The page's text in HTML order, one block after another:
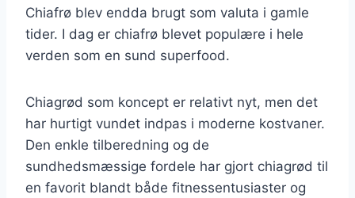
Chiafrø blev endda brugt som valuta i gamle
tider. I dag er chiafrø blevet populære i hele
verden som en sund superfood.
Chiagrød som koncept er relativt nyt, men det
har hurtigt vundet indpas i moderne kostvaner.
Den enkle tilberedning og de
sundhedsmæssige fordele har gjort chiagrød til
en favorit blandt både fitnessentusiaster og